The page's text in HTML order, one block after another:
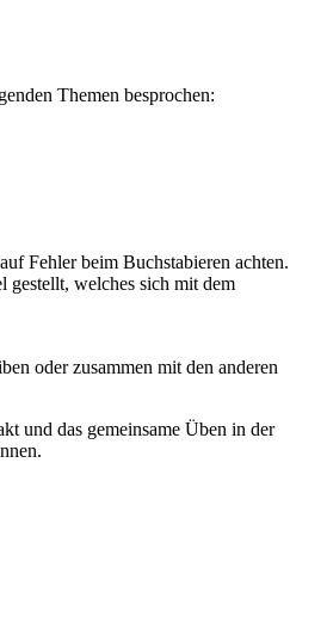
Themen besprochen:
Fehler beim Buchstabieren achten.
gestellt, welches sich mit dem
oder zusammen mit den anderen
und das gemeinsame Üben in der